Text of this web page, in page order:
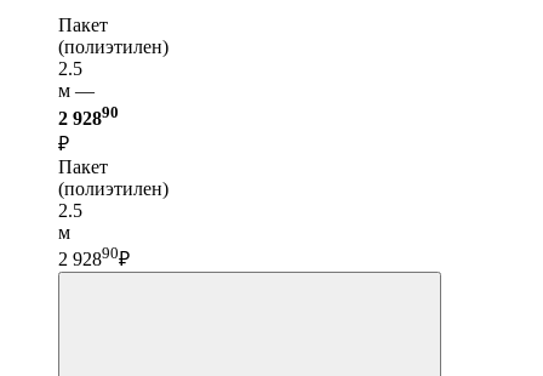
Пакет
(полиэтилен)
2.5
м —
2 92890
₽
Пакет
(полиэтилен)
2.5
м
2 92890₽